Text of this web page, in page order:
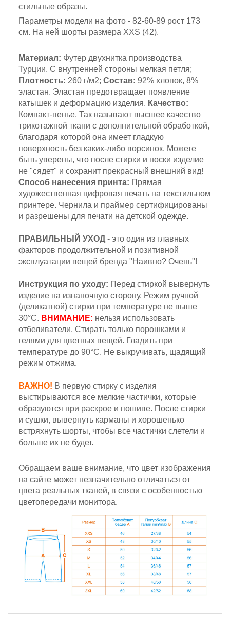
стильные образы.
Параметры модели на фото - 82-60-89 рост 173
см. На ней шорты размера XXS (42).
Материал: Футер двухнитка производства
Турции. С внутренней стороны мелкая петля;
Плотность: 260 г/м2; Состав: 92% хлопок, 8%
эластан. Эластан предотвращает появление
катышек и деформацию изделия. Качество:
Компакт-пенье. Так называют высшее качество
трикотажной ткани с дополнительной обработкой,
благодаря которой она имеет гладкую
поверхность без каких-либо ворсинок. Можете
быть уверены, что после стирки и носки изделие
не "сядет" и сохранит прекрасный внешний вид!
Способ нанесения принта: Прямая
художественная цифровая печать на текстильном
принтере. Чернила и праймер сертифицированы
и разрешены для печати на детской одежде.
ПРАВИЛЬНЫЙ УХОД - это один из главных
факторов продолжительной и позитивной
эксплуатации вещей бренда "Наивно? Очень"!
Инструкция по уходу: Перед стиркой вывернуть
изделие на изнаночную сторону. Режим ручной
(деликатной) стирки при температуре не выше
30°С. ВНИМАНИЕ: нельзя использовать
отбеливатели. Стирать только порошками и
гелями для цветных вещей. Гладить при
температуре до 90°С. Не выкручивать, щадящий
режим отжима.
ВАЖНО! В первую стирку с изделия
выстирываются все мелкие частички, которые
образуются при раскрое и пошиве. После стирки
и сушки, вывернуть карманы и хорошенько
встряхнуть шорты, чтобы все частички слетели и
больше их не будет.
Обращаем ваше внимание, что цвет изображения
на сайте может незначительно отличаться от
цвета реальных тканей, в связи с особенностью
цветопередачи монитора.